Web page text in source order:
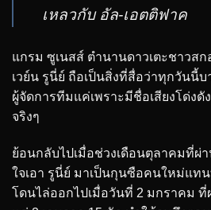
เหลวกับ อัล-เอตติฟาค
แกรม ซูเนสส์ ตำนานดาวเตะชาวส
เวย์น รูนี่ย์ ถือเป็นสิ่งที่สื่อว่าทุกวันนี้
ผู้จัดการทีมแค่เพราะมีชื่อเสียงโด่ง
จริงๆ
ย้อนกลับไปเมื่อช่วงเดือนตุลาคมที่ผ่
ใจเอา รูนี่ย์ มาเป็นกุนซือคนใหม่แท
โดนไล่ออกไปเมื่อวันที่ 2 มกราคม